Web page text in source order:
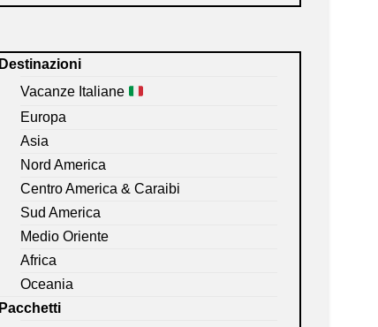
Destinazioni
Vacanze Italiane
Europa
Asia
Nord America
Centro America & Caraibi
Sud America
Medio Oriente
Africa
Oceania
Pacchetti